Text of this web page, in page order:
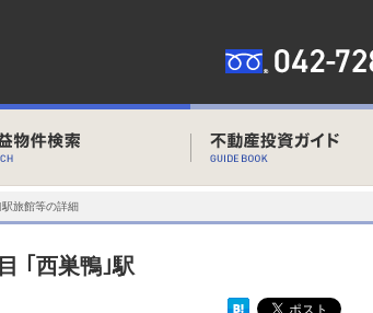
旅館等の詳細
｢西巣鴨｣駅